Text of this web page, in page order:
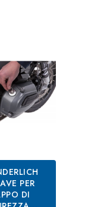
PER
DI